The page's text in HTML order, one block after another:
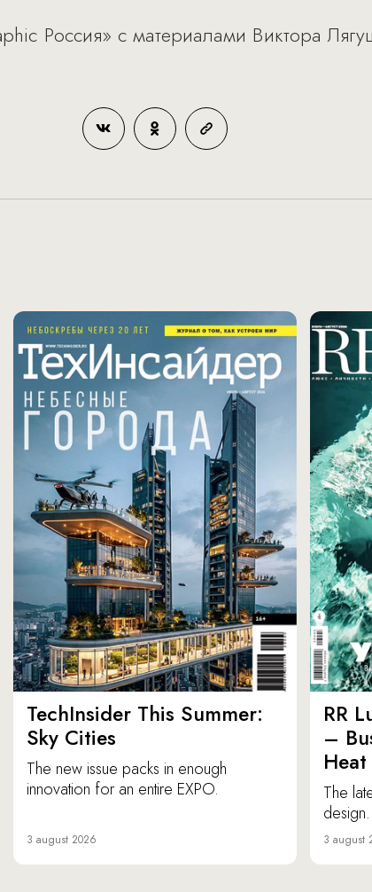
Россия» с материалами Виктора
TechInsider This Summer:
Sky Cities
The new issue packs in enough
innovation for an entire EXPO.
3 august 2026
RR
–
The
design.
3 august